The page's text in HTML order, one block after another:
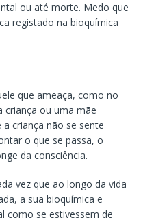
ou até morte. Medo que
registado na bioquímica
que ameaça, como no
criança ou uma mãe
criança não se sente
o que se passa, o
da consciência.
vez que ao longo da vida
a sua bioquímica e
como se estivessem de